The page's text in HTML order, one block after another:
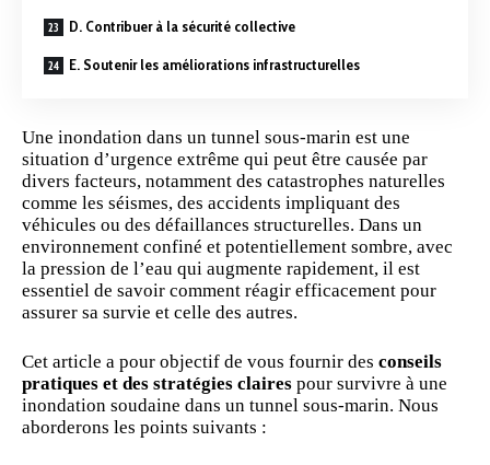
D. Contribuer à la sécurité collective
E. Soutenir les améliorations infrastructurelles
Une inondation dans un tunnel sous-marin est une
situation d’urgence extrême qui peut être causée par
divers facteurs, notamment des catastrophes naturelles
comme les séismes, des accidents impliquant des
véhicules ou des défaillances structurelles. Dans un
environnement confiné et potentiellement sombre, avec
la pression de l’eau qui augmente rapidement, il est
essentiel de savoir comment réagir efficacement pour
assurer sa survie et celle des autres.
Cet article a pour objectif de vous fournir des conseils
pratiques et des stratégies claires pour survivre à une
inondation soudaine dans un tunnel sous-marin. Nous
aborderons les points suivants :